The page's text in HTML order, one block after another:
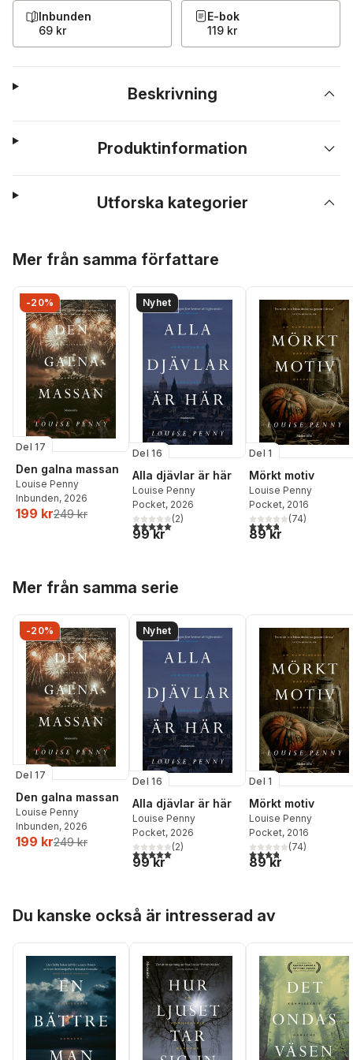
Inbunden
69 kr
E-bok
119 kr
Beskrivning
Produktinformation
Utforska kategorier
Mer från samma författare
-20%
Del 17
Den galna massan
Louise Penny
Inbunden, 2026
199 kr249 kr
Nyhet
Del 16
Alla djävlar är här
Louise Penny
Pocket, 2026
5,0utav 5 stjärnor. Totalt antal röster:
(2)
99 kr
Del 1
Mörkt motiv
Louise Penny
Pocket, 2016
3,8utav 5 stjärnor.
(74)
89 kr
Mer från samma serie
-20%
Del 17
Den galna massan
Louise Penny
Inbunden, 2026
199 kr249 kr
Nyhet
Del 16
Alla djävlar är här
Louise Penny
Pocket, 2026
5,0utav 5 stjärnor. Totalt antal röster:
(2)
99 kr
Del 1
Mörkt motiv
Louise Penny
Pocket, 2016
3,8utav 5 stjärnor.
(74)
89 kr
Du kanske också är intresserad av